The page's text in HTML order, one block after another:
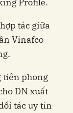
Vinafco
tiên phong
DN xuất
tác uy tín